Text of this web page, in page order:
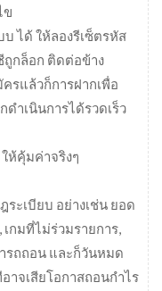
ข
ได้ ให้ลองรีเซ็ตรหัส
ถูกล็อก ติดต่อข้าง
รแล้วก็การฝากเพื่อ
ำเนินการได้รวดเร็ว
ห้คุ้มค่าจริงๆ
ะเบียบ อย่างเช่น ยอด
เกมที่ไม่ร่วมรายการ,
รถถอน และก็วันหมด
าจเสียโอกาสถอนกำไร